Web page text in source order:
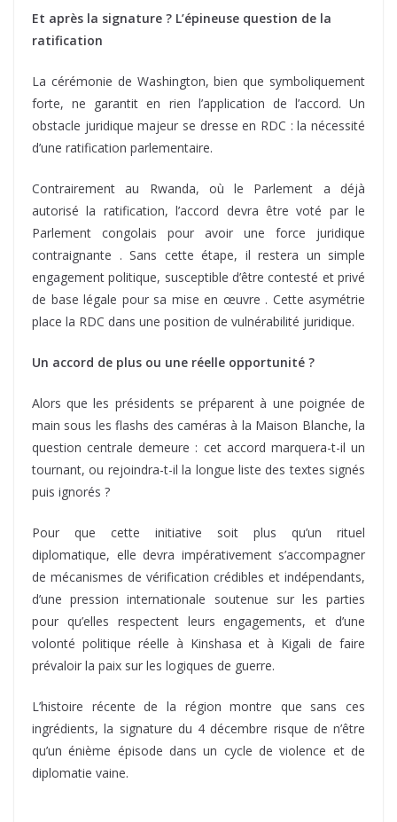
Et après la signature ? L’épineuse question de la
ratification
La cérémonie de Washington, bien que symboliquement
forte, ne garantit en rien l’application de l’accord. Un
obstacle juridique majeur se dresse en RDC : la nécessité
d’une ratification parlementaire.
Contrairement au Rwanda, où le Parlement a déjà
autorisé la ratification, l’accord devra être voté par le
Parlement congolais pour avoir une force juridique
contraignante . Sans cette étape, il restera un simple
engagement politique, susceptible d’être contesté et privé
de base légale pour sa mise en œuvre . Cette asymétrie
place la RDC dans une position de vulnérabilité juridique.
Un accord de plus ou une réelle opportunité ?
Alors que les présidents se préparent à une poignée de
main sous les flashs des caméras à la Maison Blanche, la
question centrale demeure : cet accord marquera-t-il un
tournant, ou rejoindra-t-il la longue liste des textes signés
puis ignorés ?
Pour que cette initiative soit plus qu’un rituel
diplomatique, elle devra impérativement s’accompagner
de mécanismes de vérification crédibles et indépendants,
d’une pression internationale soutenue sur les parties
pour qu’elles respectent leurs engagements, et d’une
volonté politique réelle à Kinshasa et à Kigali de faire
prévaloir la paix sur les logiques de guerre.
L’histoire récente de la région montre que sans ces
ingrédients, la signature du 4 décembre risque de n’être
qu’un énième épisode dans un cycle de violence et de
diplomatie vaine.